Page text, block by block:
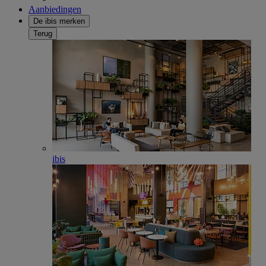
Aanbiedingen
De ibis merken
Terug
ibis